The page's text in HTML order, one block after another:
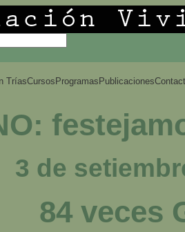
TríasCursos Programas Publicaciones
3 de
84 veces